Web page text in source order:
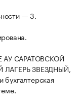
— 3.
АУ САРАТОВСКОЙ
ЗВЕЗДНЫЙ,